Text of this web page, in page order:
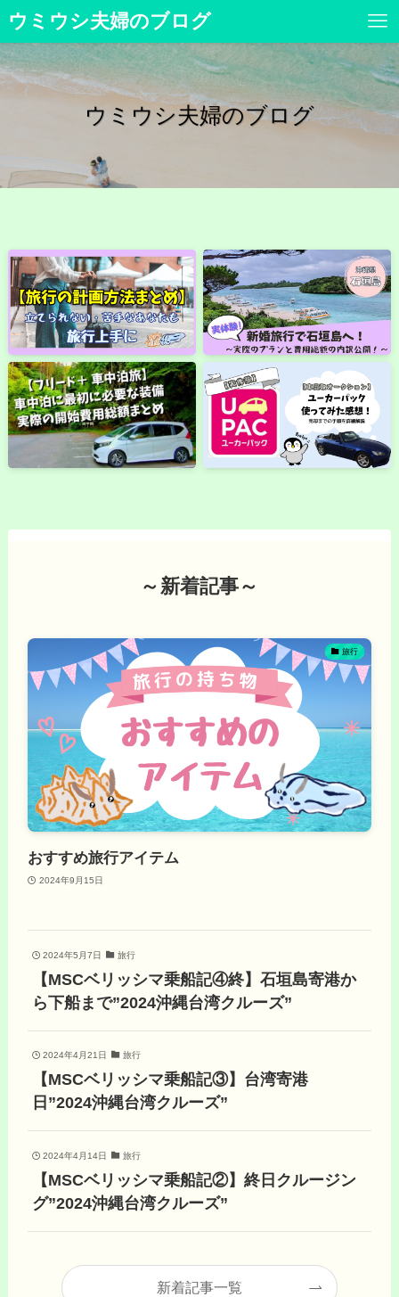
ウミウシ夫婦のブログ
ウミウシ夫婦のブログ
～新着記事～
旅行
おすすめ旅行アイテム
2024年9月15日
2024年5月7日 旅行
【MSCベリッシマ乗船記④終】石垣島寄港か
ら下船まで”2024沖縄台湾クルーズ”
2024年4月21日 旅行
【MSCベリッシマ乗船記③】台湾寄港
日”2024沖縄台湾クルーズ”
2024年4月14日 旅行
【MSCベリッシマ乗船記②】終日クルージン
グ”2024沖縄台湾クルーズ”
新着記事一覧